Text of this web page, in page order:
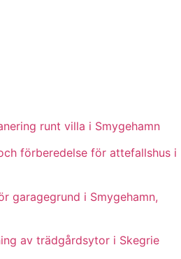
runt villa i Smygehamn
förberedelse för attefallshus i
garagegrund i Smygehamn,
av trädgårdsytor i Skegrie